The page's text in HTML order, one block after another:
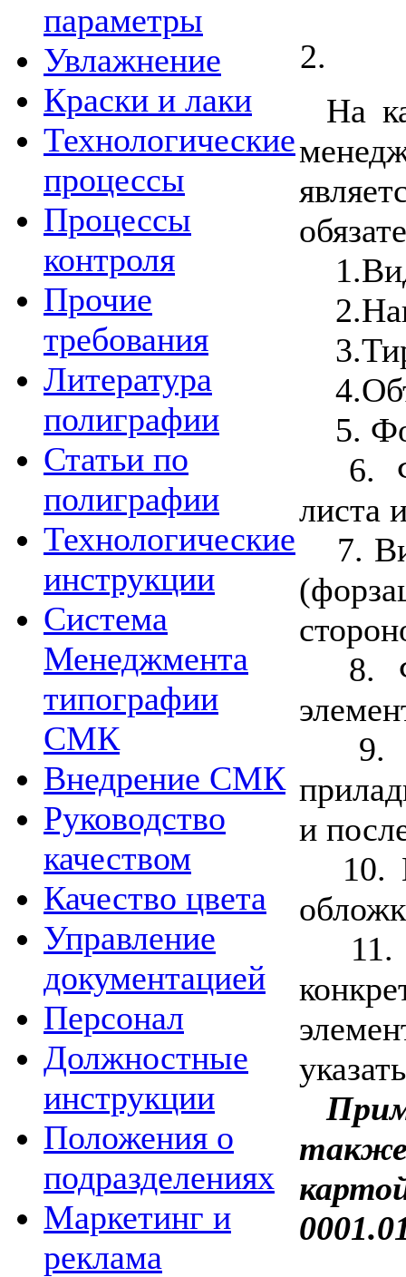
параметры
Увлажнение
Краски и лаки
Технологические
процессы
Процессы
контроля
Прочие
требования
Литература
полиграфии
Статьи по
полиграфии
Технологические
инструкции
Система
Менеджмента
типографии
СМК
Внедрение СМК
Руководство
качеством
Качество цвета
Управление
документацией
Персонал
Должностные
инструкции
Положения о
подразделениях
Маркетинг и
реклама
На
5.
6.
листа
7.
8.
9.
и
10.
11.